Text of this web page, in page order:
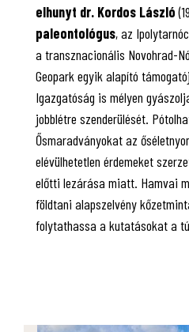
elhunyt dr. Kordos László
paleontológus, az
a transznacionális Novohrad-
Geopark egyik alapító
Igazgatóság is mélyen
jobblétre szenderülését.
Ősmaradványokat az
elévülhetetlen érdemeket
előtti lezárása miatt. Hamvai
földtani alapszelvény
folytathassa a kutatásokat a